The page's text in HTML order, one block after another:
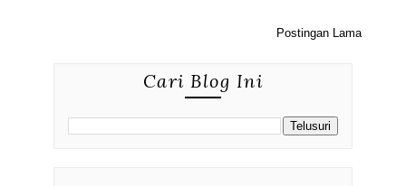
Postingan Lama
Cari Blog Ini